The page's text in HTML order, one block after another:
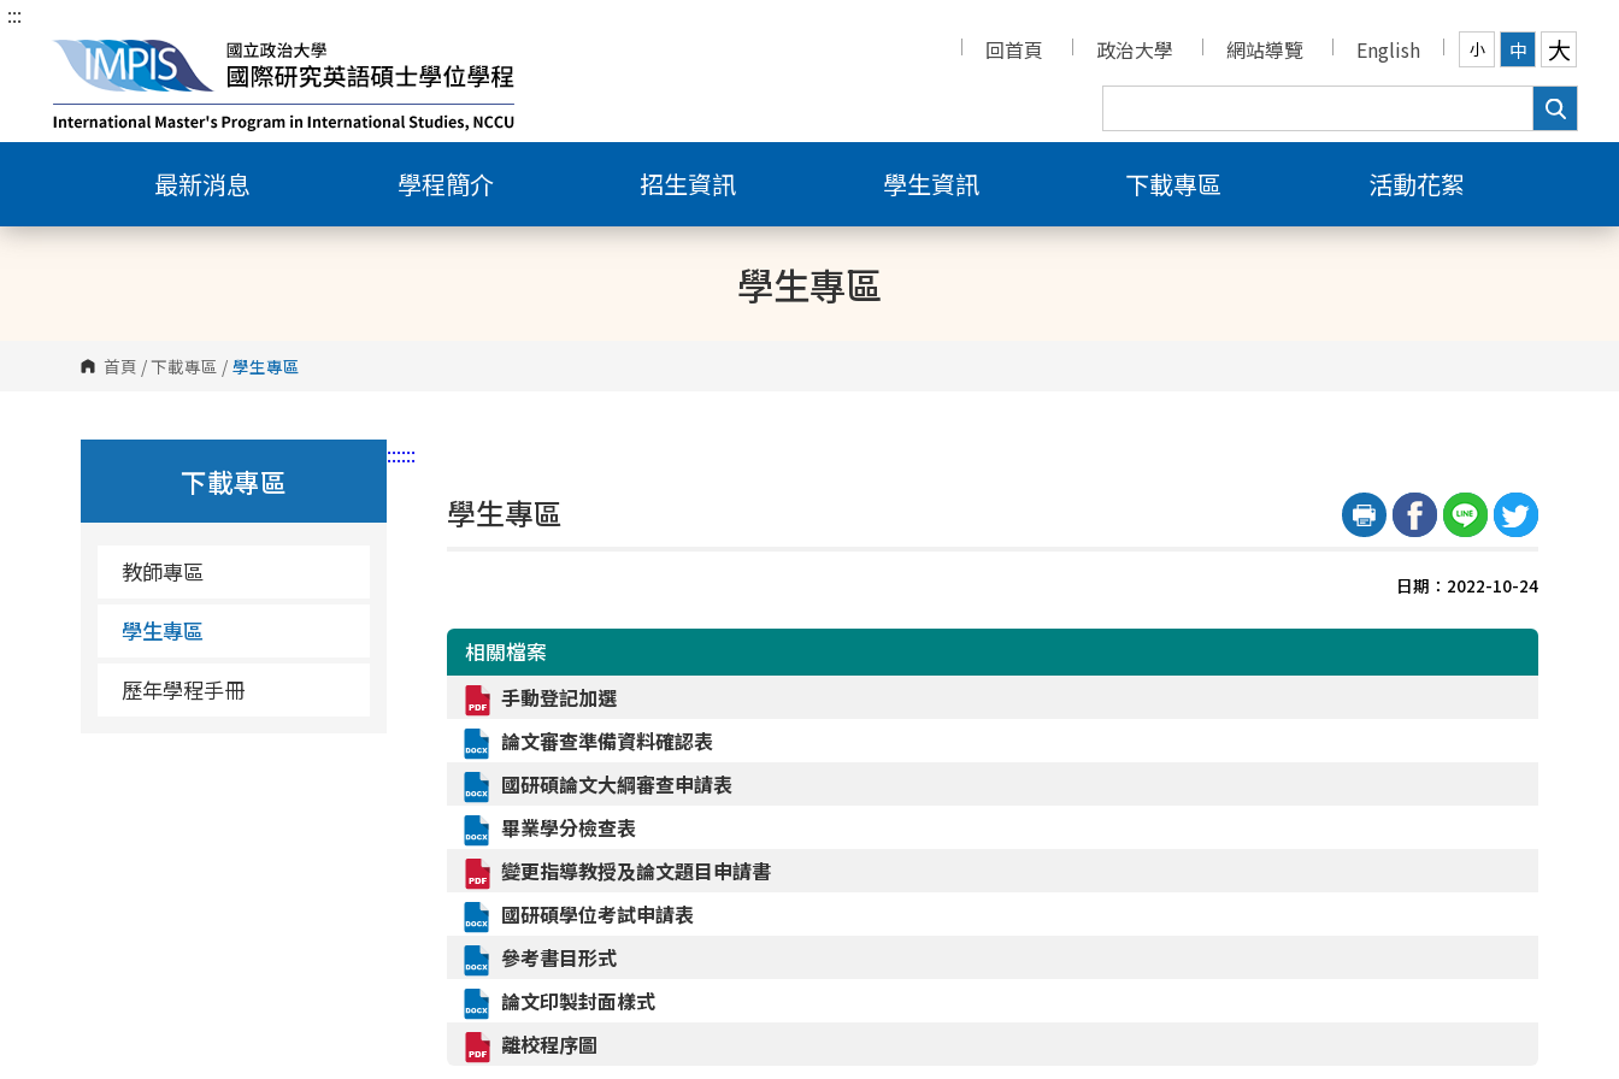
跳
內
塊
:::
回首頁
政治大學 網站導覽 English 小 中 大
最新消息 學程簡介 招生資訊 學生資訊 下載專區 活動花絮
學生專區
首頁 /下載專區 / 學生專區
:::
下載專區
教師專區
學生專區
歷年學程手冊
:::
學生專區
日期：2022-10-24
相關檔案
手動登記加選
論文審查準備資料確認表
國研碩論文大綱審查申請表
畢業學分檢查表
變更指導教授及論文題目申請書
國研碩學位考試申請表
參考書目形式
論文印製封面樣式
離校程序圖